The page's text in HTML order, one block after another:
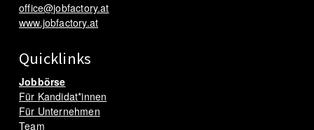
office@jobfactory.at
www.jobfactory.at
Quicklinks
Jobbörse
Für Kandidat*innen
Für Unternehmen
Team